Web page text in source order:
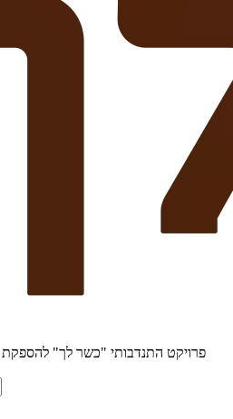
פרויקט התנדבותי "כשר לך" להספקת